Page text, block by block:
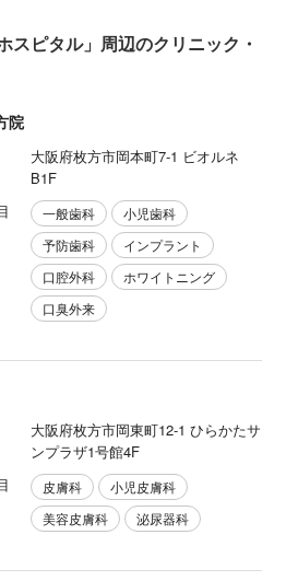
スピタル」周辺のクリニック・
院
大阪府枚方市岡本町7-1 ビオルネ
B1F
一般歯科
小児歯科
予防歯科
インプラント
口腔外科
ホワイトニング
口臭外来
大阪府枚方市岡東町12-1 ひらかたサ
ンプラザ1号館4F
皮膚科
小児皮膚科
美容皮膚科
泌尿器科